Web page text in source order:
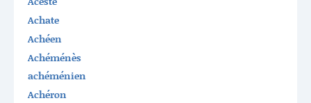
Achate
Achéen
Achéménès
achéménien
Achéron